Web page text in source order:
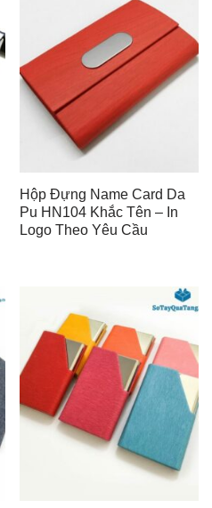
Hộp Đựng Name Card Da
Pu HN104 Khắc Tên – In
Logo Theo Yêu Cầu